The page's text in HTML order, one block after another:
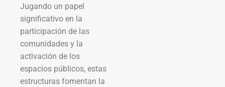
Jugando un papel
significativo en la
participación de las
comunidades y la
activación de los
espacios públicos, estas
estructuras fomentan la